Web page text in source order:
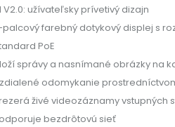
V2.0: užívateľsky prívetivý dizajn
palcový farebný dotykový displej s
PoE
správy a nasnímané obrázky na
odomykanie
živé videozáznamy vstupných
bezdrôtovú sieť